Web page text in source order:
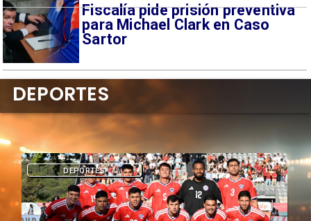
Fiscalía pide prisión preventiva
para Michael Clark en Caso
Sartor
DEPORTES
DEPORTES